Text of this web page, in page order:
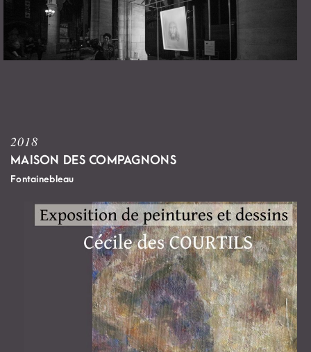
2018
MAISON DES COMPAGNONS
Fontainebleau